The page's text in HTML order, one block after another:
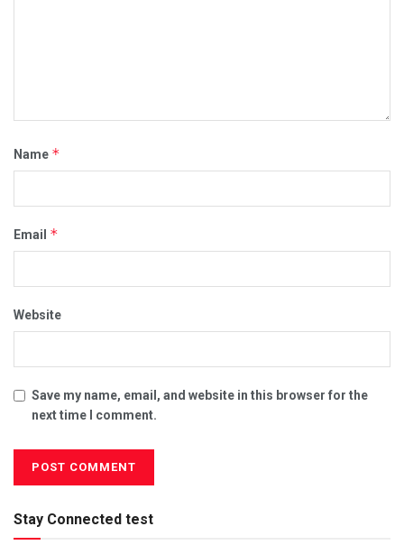
Name *
Email *
Website
Save my name, email, and website in this browser for the
next time I comment.
Stay Connected test